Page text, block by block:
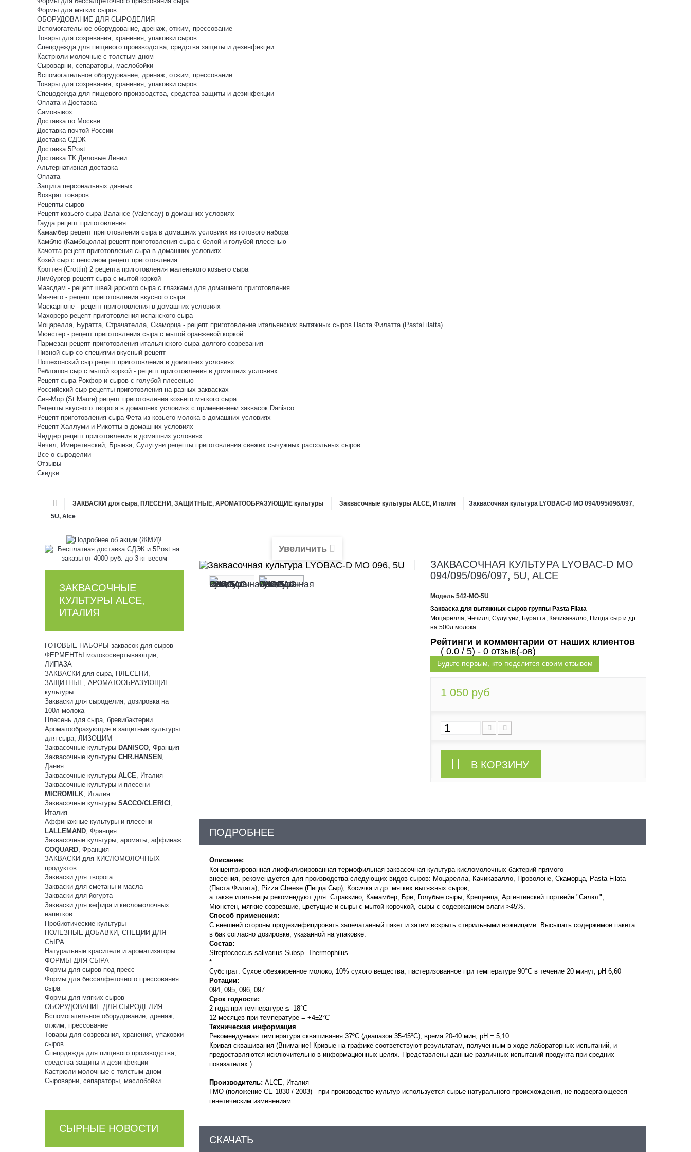
Формы для мягких сыров
ОБОРУДОВАНИЕ ДЛЯ СЫРОДЕЛИЯ
Вспомогательное оборудование, дренаж, отжим, прессование
Товары для созревания, хранения, упаковки сыров
Спецодежда для пищевого производства, средства защиты и дезинфекции
Кастрюли молочные с толстым дном
Сыроварни, сепараторы, маслобойки
Вспомогательное оборудование, дренаж, отжим, прессование
Товары для созревания, хранения, упаковки сыров
Спецодежда для пищевого производства, средства защиты и дезинфекции
Оплата и Доставка
Самовывоз
Доставка по Москве
Доставка почтой России
Доставка СДЭК
Доставка 5Post
Доставка ТК Деловые Линии
Альтернативная доставка
Оплата
Защита персональных данных
Возврат товаров
Рецепты сыров
Рецепт козьего сыра Валансе (Valencay) в домашних условиях
Гауда рецепт приготовления
Камамбер рецепт приготовления сыра в домашних условиях из готового набора
Камблю (Камбоцолла) рецепт приготовления сыра с белой и голубой плесенью
Качотта рецепт приготовления сыра в домашних условиях
Козий сыр с пепсином рецепт приготовления.
Кроттен (Crottin) 2 рецепта приготовления маленького козьего сыра
Лимбургер рецепт сыра с мытой коркой
Маасдам - рецепт швейцарского сыра с глазками для домашнего приготовления
Манчего - рецепт приготовления вкусного сыра
Маскарпоне - рецепт приготовления в домашних условиях
Махореро-рецепт приготовления испанского сыра
Моцарелла, Буратта, Страчателла, Скаморца - рецепт приготовление итальянских вытяжных сыров Паста Филатта (PastaFilatta)
Мюнстер - рецепт приготовления сыра с мытой оранжевой коркой
Пармезан-рецепт приготовления итальянского сыра долгого созревания
Пивной сыр со специями вкусный рецепт
Пошехонский сыр рецепт приготовления в домашних условиях
Реблошон сыр с мытой коркой - рецепт приготовления в домашних условиях
Рецепт сыра Рокфор и сыров с голубой плесенью
Российский сыр рецепты приготовления на разных заквасках
Сен-Мор (St.Maure) рецепт приготовления козьего мягкого сыра
Рецепты вкусного творога в домашних условиях с применением заквасок Danisco
Рецепт приготовления сыра Фета из козьего молока в домашних условиях
Рецепт Халлуми и Рикотты в домашних условиях
Чеддер рецепт приготовления в домашних условиях
Чечил, Имеретинский, Брынза, Сулугуни рецепты приготовления свежих сычужных рассольных сыров
Все о сыроделии
Отзывы
Скидки
ЗАКВАСКИ для сыра, ПЛЕСЕНИ, ЗАЩИТНЫЕ, АРОМАТООБРАЗУЮЩИЕ культуры Заквасочные культуры ALCE, Италия
Заквасочная культура LYOBAC-D MO 094/095/096/097,
5U, Alce
ЗАКВАСОЧНЫЕ
КУЛЬТУРЫ ALCE,
ИТАЛИЯ
ГОТОВЫЕ НАБОРЫ заквасок для сыров
ФЕРМЕНТЫ молокосвертывающие,
ЛИПАЗА
ЗАКВАСКИ для сыра, ПЛЕСЕНИ,
ЗАЩИТНЫЕ, АРОМАТООБРАЗУЮЩИЕ
культуры
Закваски для сыроделия, дозировка на
100л молока
Плесень для сыра, бревибактерии
Ароматообразующие и защитные культуры
для сыра, ЛИЗОЦИМ
Заквасочные культуры DANISCO , Франция
Заквасочные культуры CHR.HANSEN
Дания
Заквасочные культуры ALCE , Италия
Заквасочные культуры и плесени
MICROMILK , Италия
Заквасочные культуры SACCO/CLERICI
Италия
Аффинажные культуры и плесени
LALLEMAND , Франция
Заквасочные культуры, ароматы, аффинаж
COQUARD , Франция
ЗАКВАСКИ для КИСЛОМОЛОЧНЫХ
продуктов
Закваски для творога
Закваски для сметаны и масла
Закваски для йогурта
Закваски для кефира и кисломолочных
напитков
Пробиотические культуры
ПОЛЕЗНЫЕ ДОБАВКИ, СПЕЦИИ ДЛЯ
СЫРА
Натуральные красители и ароматизаторы
ФОРМЫ ДЛЯ СЫРА
Формы для сыров под пресс
Формы для бессалфеточного прессования
сыра
Формы для мягких сыров
ОБОРУДОВАНИЕ ДЛЯ СЫРОДЕЛИЯ
Вспомогательное оборудование, дренаж,
отжим, прессование
Товары для созревания, хранения, упаковки
сыров
Спецодежда для пищевого производства,
средства защиты и дезинфекции
Кастрюли молочные с толстым дном
Сыроварни, сепараторы, маслобойки
СЫРНЫЕ НОВОСТИ
Увеличить
ЗАКВАСОЧНАЯ КУЛЬТУРА LYOBAC-D MO
094/095/096/097, 5U, ALCE
Модель 542-MO-5U
Закваска для вытяжных сыров группы Pasta Filata
Моцарелла, Чечилл, Сулугуни, Буратта, Качикавалло, Пицца сыр и др.
на 500л молока
Рейтинги и комментарии от наших клиентов
( 0.0 / 5) - 0 отзыв(-ов)
Будьте первым, кто поделится своим отзывом
1 050 руб
В КОРЗИНУ
ПОДРОБНЕЕ
Описание:
Концентрированная лиофилизированная термофильная заквасочная культура кисломолочных бактерий прямого
внесения, рекомендуется для производства следующих видов сыров: Моцарелла, Качикавалло, Проволоне, Скаморца, Pasta Filata
(Паста Филата), Pizza Cheese (Пицца Сыр), Косичка и др. мягких вытяжных сыров,
а также итальянцы рекомендуют для: Страккино, Камамбер, Бри, Голубые сыры, Крещенца, Аргентинский портвейн "Салют",
Мюнстен, мягкие созревшие, цветущие и сыры с мытой корочкой, сыры с содержанием влаги >45%.
Способ применения:
С внешней стороны продезинфицировать запечатанный пакет и затем вскрыть стерильными ножницами. Высыпать содержимое пакета
в бак согласно дозировке, указанной на упаковке.
Состав:
Streptococcus salivarius Subsp. Thermophilus
*
Субстрат: Сухое обезжиренное молоко, 10% сухого вещества, пастеризованное при температуре 90°С в течение 20 минут, рН 6,60
Ротации:
094, 095, 096, 097
Срок годности:
2 года при температуре ≤ -18°С
12 месяцев при температуре = +4±2°С
Техническая информация
Рекомендуемая температура сквашивания 37ºС (диапазон 35-45ºС), время 20-40 мин, рН = 5,10
Кривая сквашивания (Внимание! Кривые на графике соответствуют результатам, полученным в ходе лабораторных испытаний, и
предоставляются исключительно в информационных целях. Представлены данные различных испытаний продукта при средних
показателях.)
Производитель: ALCE, Италия
ГМО (положение CE 1830 / 2003) - при производстве культур используется сырье натурального происхождения, не подвергающееся
генетическим изменениям.
СКАЧАТЬ